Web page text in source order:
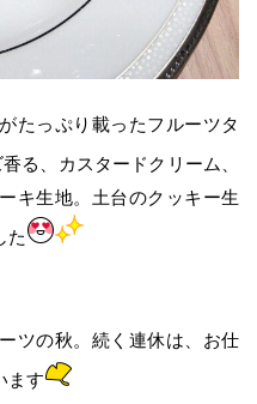
たっぷり載ったフルーツタ
る、カスタードクリーム、
キ生地。土台のクッキー生
た
ツの秋。続く連休は、お仕
ます